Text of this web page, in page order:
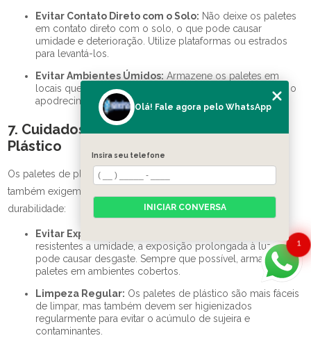
Evitar Contato Direto com o Solo: Não deixe os paletes
em contato direto com o solo, o que pode causar
umidade e deterioração. Utilize plataformas ou estrados
para levantá-los.
Evitar Ambientes Úmidos: Armazene os paletes em
locais que não tenham úmidade excessiva para prevenir o
apodrecimento e o crescimento de fungos.
7. Cuidados Específicos para Paletes de
Plástico
Os paletes de plástico oferecem algumas vantagens, mas
também exigem cuidados específicos para garantir sua
durabilidade:
Evitar Exposição ao Sol:
resistentes a umidade, a exposição prolongada à luz solar
pode causar desgaste. Sempre que possível, armazene os
paletes em ambientes cobertos.
Limpeza Regular: Os paletes de plástico são mais fáceis
de limpar, mas também devem ser higienizados
regularmente para evitar o acúmulo de sujeira e
contaminantes.
1
Olá! Fale agora pelo WhatsApp
Insira seu telefone
INICIAR CONVERSA